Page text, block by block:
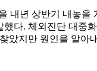
년 상반기 내놓을
다. 체외진단 대중
지만 원인을 알아